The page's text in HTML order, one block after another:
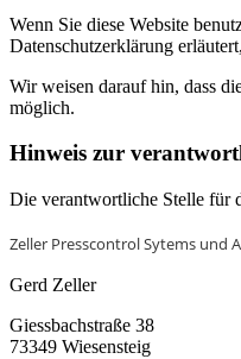
Wenn Sie diese Website
Datenschutzerklärung
Wir weisen darauf hin, dass
möglich.
Hinweis zur
Die verantwortliche Stelle für
Zeller Presscontrol Sytems und
Gerd Zeller
Giessbachstraße 38
73349 Wiesensteig